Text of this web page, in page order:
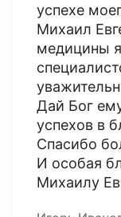
успехе
Михаил
медицины
Дай Бог
успехов в
Спасибо
И особая
Михаилу